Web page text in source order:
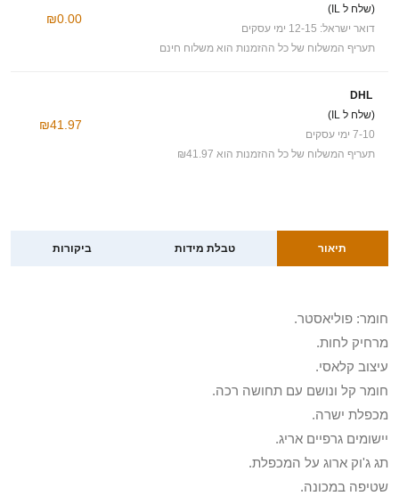
(שלח ל IL)
דואר ישראל: 12-15 ימי עסקים
תעריף המשלוח של כל ההזמנות הוא משלוח חינם
₪0.00
DHL
(שלח ל IL)
7-10 ימי עסקים
תעריף המשלוח של כל ההזמנות הוא ₪41.97
₪41.97
תיאור טבלת מידות ביקורות
חומר: פוליאסטר.
מרחיק לחות.
עיצוב קלאסי.
חומר קל ונושם עם תחושה רכה.
מכפלת ישרה.
יישומים גרפיים אריג.
תג ג'וק ארוג על המכפלת.
שטיפה במכונה.